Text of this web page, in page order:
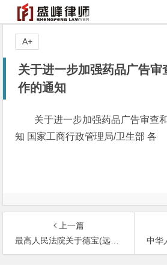
关于进一步加强药品广告审
作的通知
关于进一步加强药品广告审查
知 国家工商行政管理局/卫生部 各
A+
上一篇
最高人民法院关于德宝(远东)有限公司与天锋国际有限公司出资纠纷上诉一案合作协议效力问题的请示的复函
中华人民